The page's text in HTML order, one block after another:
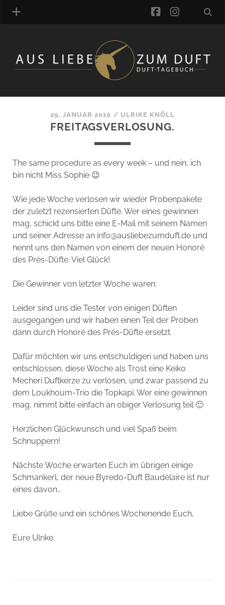
MANUFAKTUREN
DUFTNOTEN
SCHLAGWORTE
LINK-SAMMLUNG
ONLINE-SHOP
DAS ALZD-TEAM
facebook
29. JANUAR 2010 / ULRIKE KNÖLL
FREITAGSVERLOSUNG.
The same procedure as every week – und nein, ich
bin nicht Miss Sophie 😉
Wie jede Woche verlosen wir wieder Probenpakete
der zuletzt rezensierten Düfte. Wer eines gewinnen
mag, schickt uns bitte eine E-Mail mit seinem Namen
und seiner Adresse an info@ausliebezumduft.de und
nennt uns den Namen von einem der neuen Honoré
des Prés-Düfte. Viel Glück!
Die Gewinner von letzter Woche waren:
Leider sind uns die Tester von einigen Düften
ausgegangen und wir haben einen Teil der Proben
dann durch Honoré des Prés-Düfte ersetzt.
Dafür möchten wir uns entschuldigen und haben uns
entschlossen, diese Woche als Trost eine Keiko
Mecheri Duftkerze zu verlosen, und zwar passend zu
dem Loukhoum-Trio die Topkapi. Wer eine gewinnen
mag, nimmt bitte einfach an obiger Verlosung teil 🙂
Herzlichen Glückwunsch und viel Spaß beim
Schnuppern!
Nächste Woche erwarten Euch im übrigen einige
Schmankerl, der neue Byredo-Duft Baudelaire ist nur
eines davon…
Liebe Grüße und ein schönes Wochenende Euch,
Eure Ulrike.